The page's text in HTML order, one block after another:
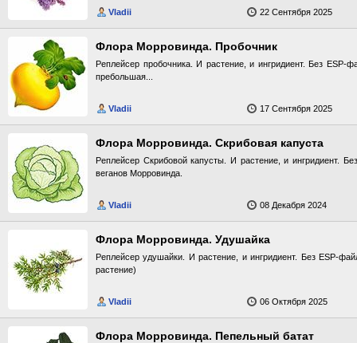
Vladii 22 Сентября 2025
Флора Морровинда. Пробочник
Реплейсер пробочника. И растение, и ингридиент. Без
пребольшая...
Vladii 17 Сентября 2025
Флора Морровинда. Скрибовая капуста
Реплейсер Скрибовой капусты. И растение, и ингридиент.
веганов Морровинда.
Vladii 08 Декабря 2024
Флора Морровинда. Удушайка
Реплейсер удушайки. И растение, и ингридиент. Без ESP-
растение)
Vladii 06 Октября 2025
Флора Морровинда. Пепельный батат